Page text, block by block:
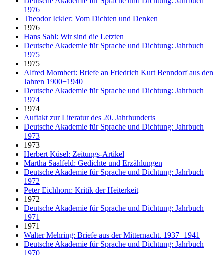
1976
Theodor Ickler: Vom Dichten und Denken
1976
Hans Sahl: Wir sind die Letzten
Deutsche Akademie für Sprache und Dichtung: Jahrbuch
1975
1975
Alfred Mombert: Briefe an Friedrich Kurt Benndorf aus den
Jahren 1900−1940
Deutsche Akademie für Sprache und Dichtung: Jahrbuch
1974
1974
Auftakt zur Literatur des 20. Jahrhunderts
Deutsche Akademie für Sprache und Dichtung: Jahrbuch
1973
1973
Herbert Küsel: Zeitungs-Artikel
Martha Saalfeld: Gedichte und Erzählungen
Deutsche Akademie für Sprache und Dichtung: Jahrbuch
1972
Peter Eichhorn: Kritik der Heiterkeit
1972
Deutsche Akademie für Sprache und Dichtung: Jahrbuch
1971
1971
Walter Mehring: Briefe aus der Mitternacht. 1937−1941
Deutsche Akademie für Sprache und Dichtung: Jahrbuch
1970